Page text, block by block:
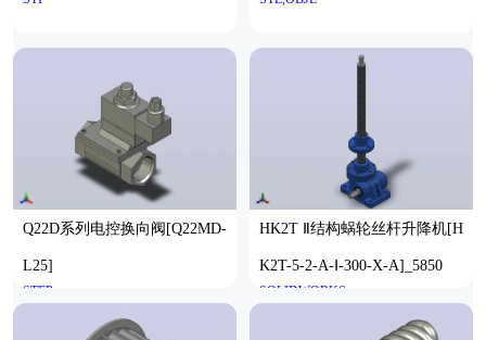
Q22D系列电控换向阀[Q22MD-
L25]
STEP
HK2T Ⅱ结构蜗轮丝杆升降机[H
K2T-5-2-A-Ⅰ-300-X-A]_5850
SOLIDWORKS